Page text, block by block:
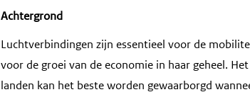
Achtergrond
Luchtverbindingen zijn essentieel voor de
voor de groei van de economie in haar geheel.
landen kan het beste worden gewaarborgd